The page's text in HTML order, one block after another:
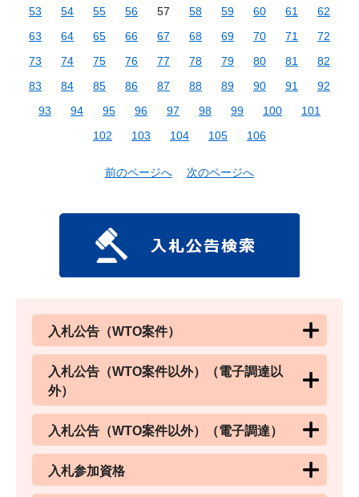
53
54 55 56 57 58 59 60 61
62
63
64 65 66 67 68 69 70 71
72
73
74 75 76 77 78 79 80 81
82
83
84 85 86 87 88 89 90 91
92
93
94 95 96 97 98 99 100
101
102
103 104 105 106
前のページへ 次のページへ
入札公告（WTO案件）
入札公告（WTO案件以外）（電子調達以
外）
入札公告（WTO案件以外）（電子調達）
入札参加資格